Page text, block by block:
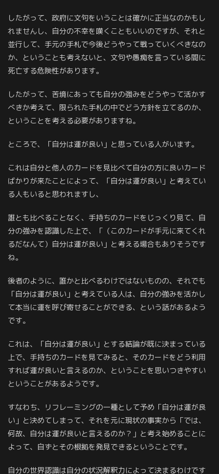
したがって、政府に文句をいうことは確かに正当なのかもし
れませんし、自分の不幸を嘆くこともいいのですが、それと
並行して、手元の手札で今後どうやって戦っていくべきなの
か、ということも考えないと、文句や愚痴を言っている間に
死亡する危険性があります。
したがって、苦境にあっても自分の強みをどうやって活かす
べきか考えて、限られた手札の中でどう方針を立てるのか、
ということを考える必要がありますね。
ところで、「自分は運が良い」と思っている人がいます。
これは自分と他人のカードを見比べて自分の方に良いカード
ばかりが来たことによって、「自分は運が良い」と考えてい
る人もいると思われますし、
誰とも比べることなく、手持ちのカードをじっくり見て、自
分の強みを認識した上で、「（このカードが手元に来てくれ
るだなんて）自分は運が良い」と考える場合もありそうです
ね。
後者のように、誰かと比べるわけではないものの、それでも
「自分は運が良い」と考えている人は、自分の強みを活かし
て本当に運を呼び寄せることができる、という話があるよう
です。
これは、「自分は運が良い」とする結論が既に決まっている
上で、手持ちのカードを見てみると、そのカードをどう利用
すれば運が良いと言えるのか、ということを思いつきやすい
ということがあるようです。
すなわち、リフレーミングの一種として予め「自分は運が良
い」と決めてしまって、それを元に現状の事実から「では、
何故、自分は運が良いと言えるのか？」と考え始めることに
よって、自ずとその根拠を発見できるということです。
自分の世界認識は自分の状況解釈力によって決まるわけです